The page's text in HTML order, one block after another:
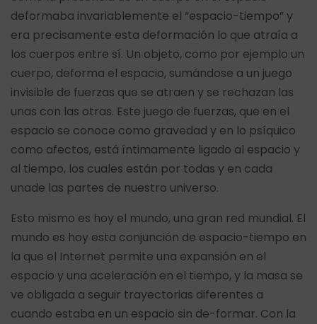
deformaba invariablemente el “espacio-tiempo” y
era precisamente esta deformación lo que atraía a
los cuerpos entre sí. Un objeto, como por ejemplo un
cuerpo, deforma el espacio, sumándose a un juego
invisible de fuerzas que se atraen y se rechazan las
unas con las otras. Este juego de fuerzas, que en el
espacio se conoce como gravedad y en lo psíquico
como afectos, está íntimamente ligado al espacio y
al tiempo, los cuales están por todas y en cada
unade las partes de nuestro universo.
Esto mismo es hoy el mundo, una gran red mundial. El
mundo es hoy esta conjunción de espacio-tiempo en
la que el Internet permite una expansión en el
espacio y una aceleración en el tiempo, y la masa se
ve obligada a seguir trayectorias diferentes a
cuando estaba en un espacio sin de-formar. Con la